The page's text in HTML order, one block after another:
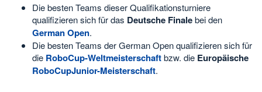
Die besten Teams dieser Qualifikationsturniere
qualifizieren sich für das Deutsche Finalebei den
German Open.
Die besten Teams der German Open qualifizieren sich für
die RoboCup-Weltmeisterschaftbzw. die Europäische
RoboCupJunior-Meisterschaft.